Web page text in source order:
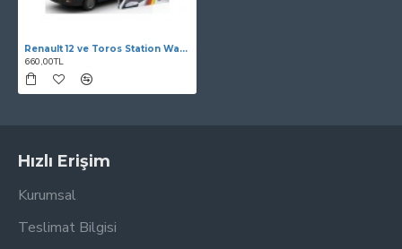
Renault 12 ve Toros Station Wagon Cam Rüzgarlığı 4lü
660,00TL
Hızlı Erişim
Kurumsal
Teslimat Bilgisi